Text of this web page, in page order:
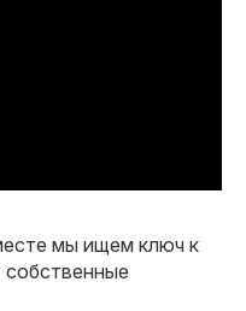
мы ищем ключ к